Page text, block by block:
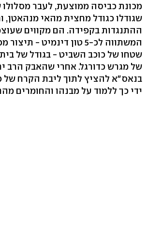
מכונת כביסה ממוצעת, לעבר
שגודלו כגודל מחצית מהאי מנהאטן,
ההתנגדות בקפידה. הם מקווים
המשתווה לכ-5 טון דינמיט -
שטחו של כוכב השביט - בגודל של
של מגרש כדורגל. אחרי שהאבק הרב
בנאס"א להציץ לתוך ליבת הקרח של
ידי כך ללמוד על מבנהו והחומרים